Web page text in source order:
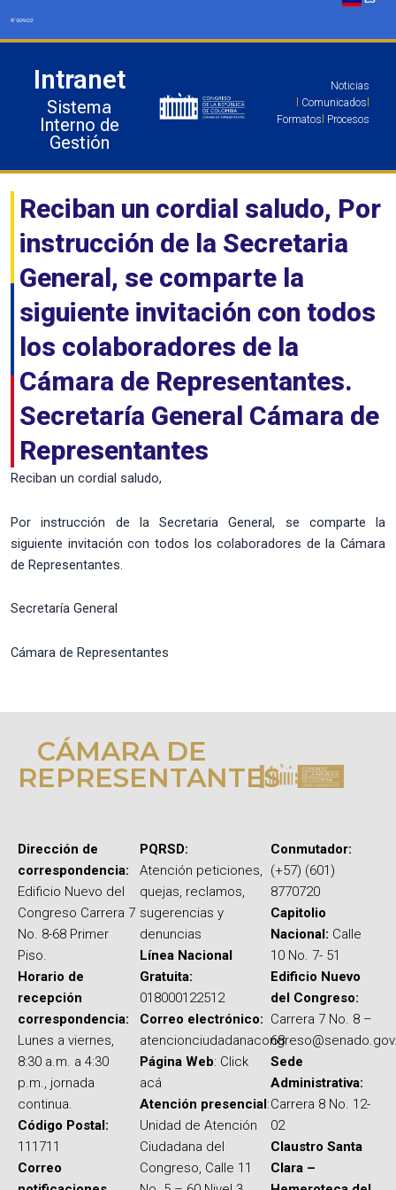
Intranet
Sistema
Interno de
Gestión
Noticias
Comunicados
Formatos Procesos
Reciban un cordial saludo, Por
instrucción de la Secretaria
General, se comparte la
siguiente invitación con todos
los colaboradores de la
Cámara de Representantes.
Secretaría General Cámara de
Representantes
Reciban un cordial saludo,
Por instrucción de la Secretaria General, se comparte la
siguiente invitación con todos los colaboradores de la Cámara
de Representantes.
Secretaría General
Cámara de Representantes
CÁMARA DE
REPRESENTANTES
Dirección de
correspondencia:
Edificio Nuevo del
Congreso Carrera 7
No. 8-68 Primer
Piso.
Horario de
recepción
correspondencia:
Lunes a viernes,
8:30 a.m. a 4:30
p.m., jornada
continua.
Código Postal:
111711
Correo
PQRSD:
Atención peticiones,
quejas, reclamos,
sugerencias y
denuncias
Línea Nacional
Gratuita:
018000122512
Correo electrónico:
Página Web: Click
acá
Atención presencial:
Unidad de Atención
Ciudadana del
Congreso, Calle 11
Conmutador:
(+57) (601)
8770720
Capitolio
Nacional: Calle
10 No. 7- 51
Edificio Nuevo
del Congreso:
Carrera 7 No. 8 –
68
Sede
Administrativa:
Carrera 8 No. 12-
02
Claustro Santa
Clara –